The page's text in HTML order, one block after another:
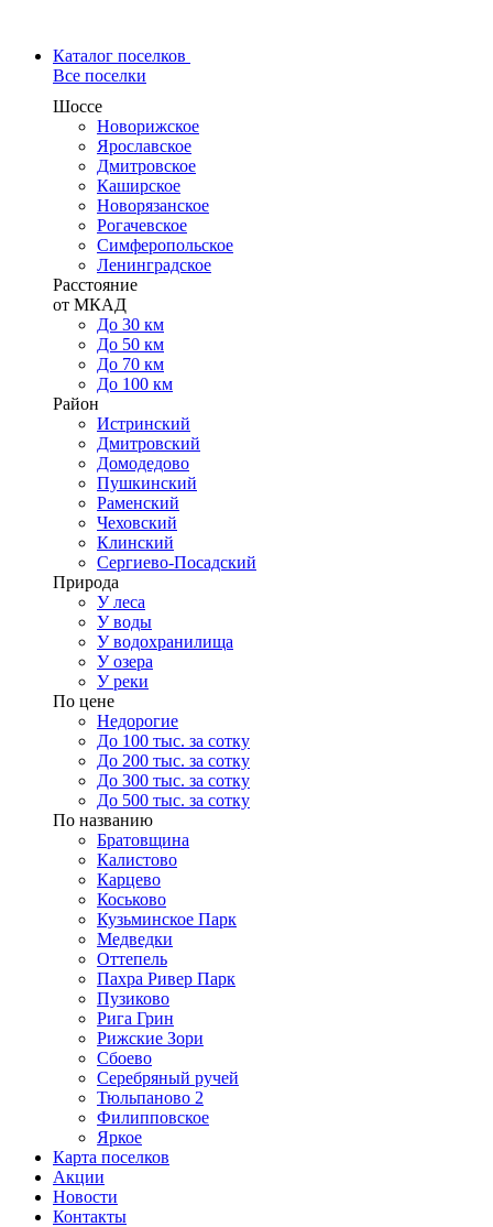
Каталог поселков
Все поселки
Шоссе
Новорижское
Ярославское
Дмитровское
Каширское
Новорязанское
Рогачевское
Симферопольское
Ленинградское
Расстояние
от МКАД
До 30 км
До 50 км
До 70 км
До 100 км
Район
Истринский
Дмитровский
Домодедово
Пушкинский
Раменский
Чеховский
Клинский
Сергиево-Посадский
Природа
У леса
У воды
У водохранилища
У озера
У реки
По цене
Недорогие
До 100 тыс. за сотку
До 200 тыс. за сотку
До 300 тыс. за сотку
До 500 тыс. за сотку
По названию
Братовщина
Калистово
Карцево
Коськово
Кузьминское Парк
Медведки
Оттепель
Пахра Ривер Парк
Пузиково
Рига Грин
Рижские Зори
Сбоево
Серебряный ручей
Тюльпаново 2
Филипповское
Яркое
Карта поселков
Акции
Новости
Контакты